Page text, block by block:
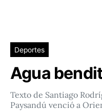
Deportes
Agua
Texto de Santiago
Paysandú venció a